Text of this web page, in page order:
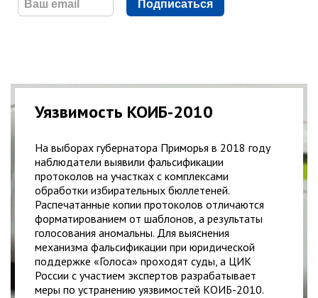
Подписаться
Уязвимость КОИБ-2010
На выборах губернатора Приморья в 2018 году
наблюдатели выявили фальсификации
протоколов на участках с комплексами
обработки избирательных бюллетеней.
Распечатанные копии протоколов отличаются
форматированием от шаблонов, а результаты
голосования аномальны. Для выяснения
механизма фальсификации при юридической
поддержке «Голоса» проходят суды, а ЦИК
России с участием экспертов разрабатывает
меры по устранению уязвимостей КОИБ-2010.